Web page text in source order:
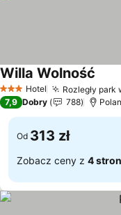
3 Kategoria
Hotel Rozległy park
Willa Wolność
7,9 Dobry 788
Od 313 zł
Zobacz ceny z 4 stron